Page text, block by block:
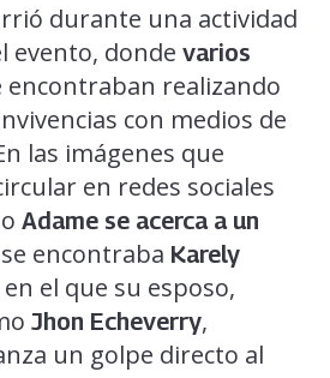
durante una actividad
evento, donde varios
encontraban realizando
con medios de
las imágenes que
en redes sociales
Adame se acerca a un
encontraba Karely
el que su esposo,
Jhon Echeverry,
un golpe directo al